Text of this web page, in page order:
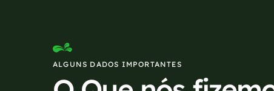
ALGUNS DADOS IMPORTANTES